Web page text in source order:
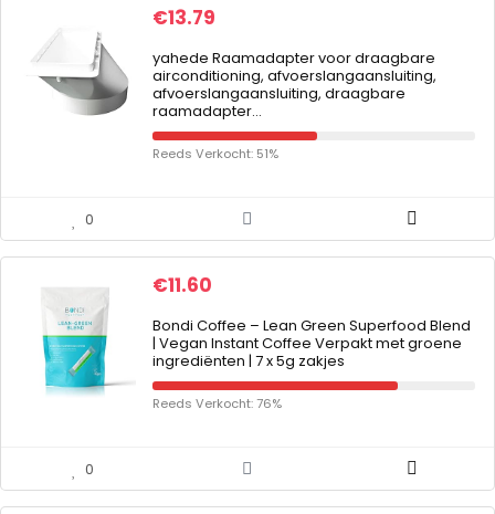
€13.79
yahede Raamadapter voor draagbare
airconditioning, afvoerslangaansluiting,
afvoerslangaansluiting, draagbare
raamadapter…
Reeds Verkocht: 51%
0
€11.60
Bondi Coffee – Lean Green Superfood Blend
| Vegan Instant Coffee Verpakt met groene
ingrediënten | 7 x 5g zakjes
Reeds Verkocht: 76%
0